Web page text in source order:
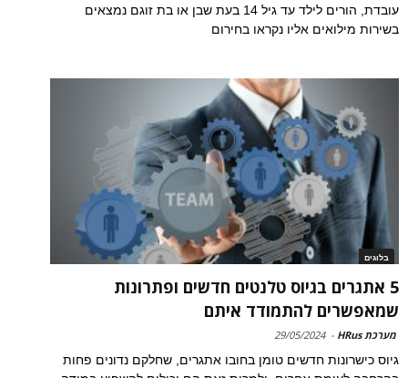
עובדת, הורים לילד עד גיל 14 בעת שבן או בת זוגם נמצאים
בשירות מילואים אליו נקראו בחירום
בלוגים
5 אתגרים בגיוס טלנטים חדשים ופתרונות
שמאפשרים להתמודד איתם
מערכת HRus -
29/05/2024
גיוס כישרונות חדשים טומן בחובו אתגרים, שחלקם נדונים פחות